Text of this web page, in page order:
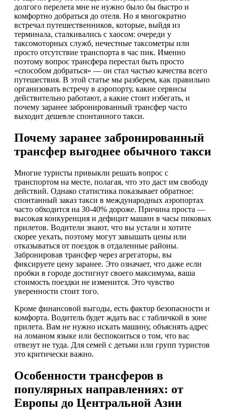
долгого перелета мне не нужно было бы быстро и
комфортно добраться до отеля. Но я многократно
встречал путешественников, которые, выйдя из
терминала, сталкивались с хаосом: очереди у
таксомоторных служб, нечестные таксометры или
просто отсутствие транспорта в час пик. Именно
поэтому вопрос трансфера перестал быть просто
«способом добраться» — он стал частью качества всего
путешествия. В этой статье мы разберем, как правильно
организовать встречу в аэропорту, какие сервисы
действительно работают, а какие стоит избегать, и
почему заранее забронированный трансфер часто
выходит дешевле спонтанного такси.
Почему заранее забронированный
трансфер выгоднее обычного такси
Многие туристы привыкли решать вопрос с
транспортом на месте, полагая, что это даст им свободу
действий. Однако статистика показывает обратное:
спонтанный заказ такси в международных аэропортах
часто обходится на 30-40% дороже. Причина проста —
высокая конкуренция и дефицит машин в часы пиковых
прилетов. Водители знают, что вы устали и хотите
скорее уехать, поэтому могут завышать цены или
отказываться от поездок в отдаленные районы.
Забронировав трансфер через агрегаторы, вы
фиксируете цену заранее. Это означает, что даже если
пробки в городе достигнут своего максимума, ваша
стоимость поездки не изменится. Это чувство
уверенности стоит того.
Кроме финансовой выгоды, есть фактор безопасности и
комфорта. Водитель будет ждать вас с табличкой в зоне
прилета. Вам не нужно искать машину, объяснять адрес
на ломаном языке или беспокоиться о том, что вас
отвезут не туда. Для семей с детьми или групп туристов
это критически важно.
Особенности трансферов в
популярных направлениях: от
Европы до Центральной Азии